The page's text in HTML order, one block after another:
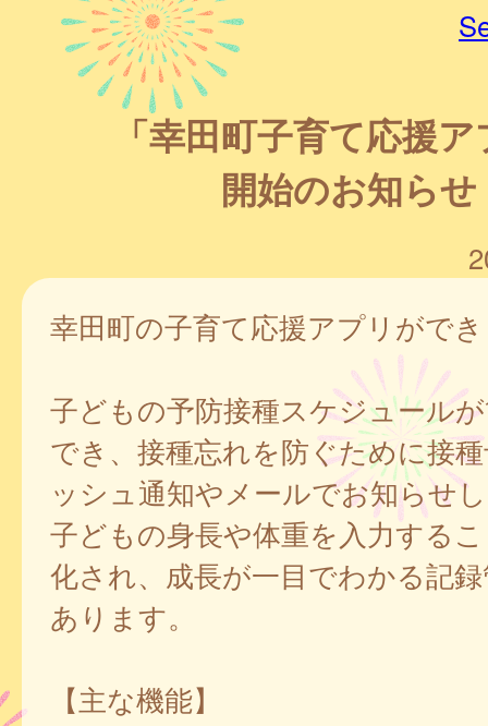
「幸田町子育て応援
開始のお知らせ
幸田町の子育て応援アプリがで
子どもの予防接種スケジュール
でき、接種忘れを防ぐために接
ッシュ通知やメールでお知らせ
子どもの身長や体重を入力する
化され、成長が一目でわかる記
あります。
【主な機能】